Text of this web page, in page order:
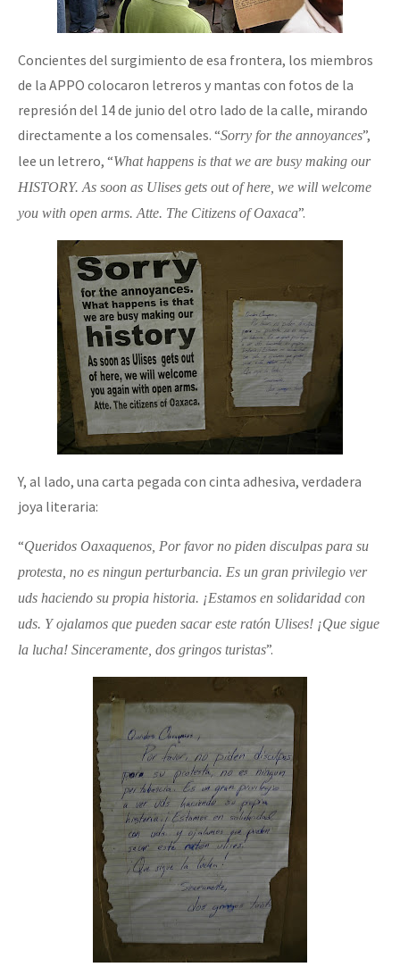
Concientes del surgimiento de esa frontera, los miembros
de la APPO colocaron letreros y mantas con fotos de la
represión del 14 de junio del otro lado de la calle, mirando
directamente a los comensales. “Sorry for the annoyances”,
lee un letrero, “What happens is that we are busy making our
HISTORY. As soon as Ulises gets out of here, we will welcome
you with open arms. Atte. The Citizens of Oaxaca”.
Y, al lado, una carta pegada con cinta adhesiva, verdadera
joya literaria:
“Queridos Oaxaquenos, Por favor no piden disculpas para su
protesta, no es ningun perturbancia. Es un gran privilegio ver
uds haciendo su propia historia. ¡Estamos en solidaridad con
uds. Y ojalamos que pueden sacar este ratón Ulises! ¡Que sigue
la lucha! Sinceramente, dos gringos turistas”.